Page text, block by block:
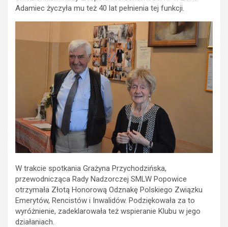
Adamiec życzyła mu też 40 lat pełnienia tej funkcji.
W trakcie spotkania Grażyna Przychodzińska,
przewodnicząca Rady Nadzorczej SMLW Popowice
otrzymała Złotą Honorową Odznakę Polskiego Związku
Emerytów, Rencistów i Inwalidów. Podziękowała za to
wyróżnienie, zadeklarowała też wspieranie Klubu w jego
działaniach.